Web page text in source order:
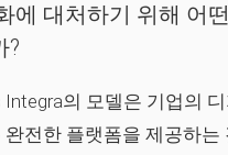
에 대처하기 위해 어
?
Integra의 모델은 기업의
완전한 플랫폼을 제공하는